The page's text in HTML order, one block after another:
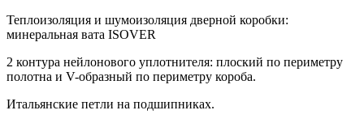
Теплоизоляция и шумоизоляция дверной коробки:
минеральная вата ISOVER
2 контура нейлонового уплотнителя: плоский по периметру
полотна и V-образный по периметру короба.
Итальянские петли на подшипниках.